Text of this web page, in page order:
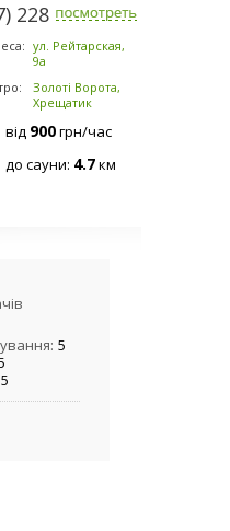
228-2232
ул. Рейтарская,
9а
Золоті Ворота,
Хрещатик
від 900грн/час
до сауни: 4.7км
5
5